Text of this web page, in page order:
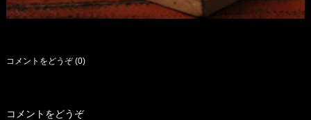
コメントをどうぞ (0)
コメントをどうぞ